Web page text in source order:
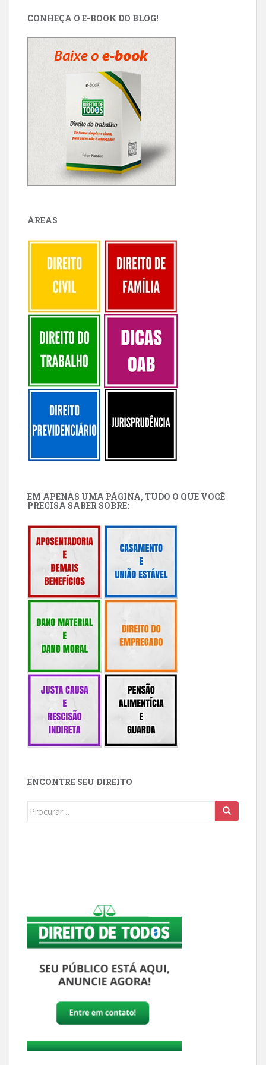
CONHEÇA O E-BOOK DO BLOG!
ÁREAS
EM APENAS UMA PÁGINA, TUDO O QUE VOCÊ
PRECISA SABER SOBRE:
ENCONTRE SEU DIREITO
Buscar: